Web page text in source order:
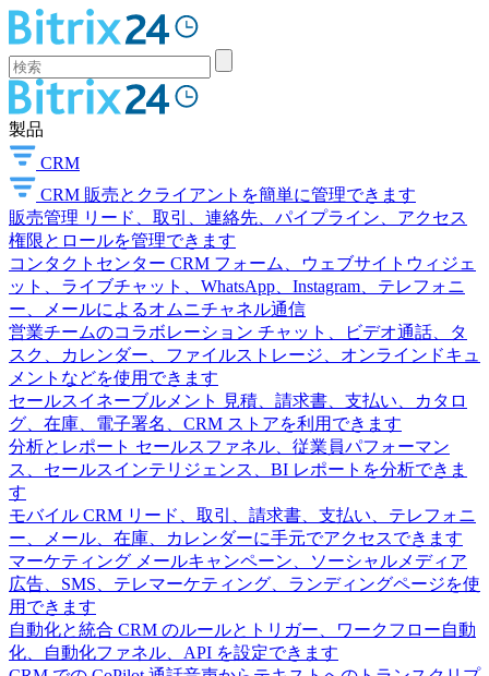
製品
CRM
CRM 販売とクライアントを簡単に管理できます
販売管理 リード、取引、連絡先、パイプライン、アクセス
権限とロールを管理できます
コンタクトセンター CRM フォーム、ウェブサイトウィジェ
ット、ライブチャット、WhatsApp、Instagram、テレフォニ
ー、メールによるオムニチャネル通信
営業チームのコラボレーション チャット、ビデオ通話、タ
スク、カレンダー、ファイルストレージ、オンラインドキュ
メントなどを使用できます
セールスイネーブルメント
見積、請求書、支払い、カタロ
グ、在庫、電子署名、CRM ストアを利用できます
分析とレポート セールスファネル、従業員パフォーマン
ス、セールスインテリジェンス、BI レポートを分析できま
す
モバイル CRM リード、取引、請求書、支払い、テレフォニ
ー、メール、在庫、カレンダーに手元でアクセスできます
マーケティング メールキャンペーン、ソーシャルメディア
広告、SMS、テレマーケティング、ランディングページを使
用できます
自動化と統合 CRM のルールとトリガー、ワークフロー自動
化、自動化ファネル、API を設定できます